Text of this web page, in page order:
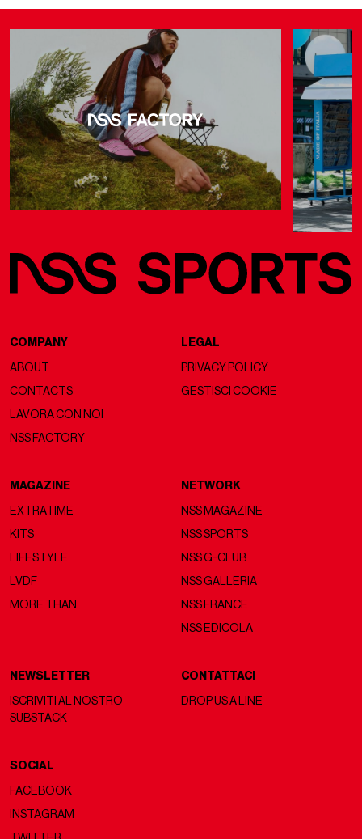
COMPANY
ABOUT
CONTACTS
LAVORA CON NOI
NSS FACTORY
LEGAL
PRIVACY POLICY
GESTISCI COOKIE
MAGAZINE
EXTRATIME
KITS
LIFESTYLE
LVDF
MORE THAN
NETWORK
NSS MAGAZINE
NSS SPORTS
NSS G-CLUB
NSS GALLERIA
NSS FRANCE
NSS EDICOLA
NEWSLETTER
ISCRIVITI AL NOSTRO
SUBSTACK
CONTATTACI
DROP US A LINE
SOCIAL
FACEBOOK
INSTAGRAM